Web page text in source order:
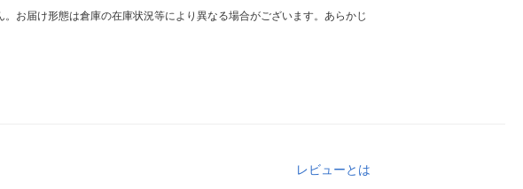
お届け形態は倉庫の在庫状況等により異なる場合がございます。あらかじ
レビューとは